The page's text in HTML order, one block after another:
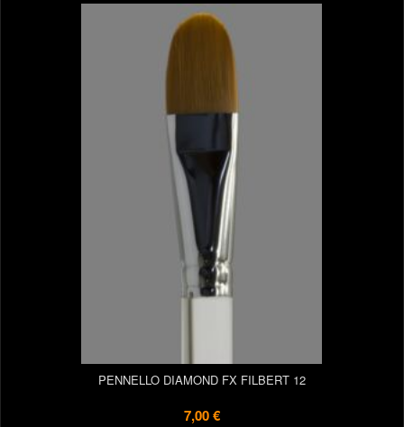
PENNELLO DIAMOND FX FILBERT 12
7,00 €